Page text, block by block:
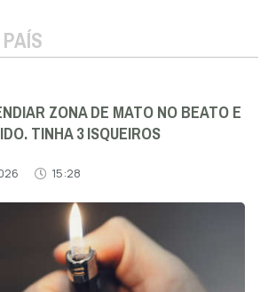
ZONA DE MATO NO BEATO E
TINHA 3 ISQUEIROS
15:28